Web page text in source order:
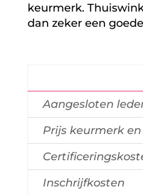
keurmerk.
dan zeker een
Aangesloten
Prijs keurmerk
Inschrijfkosten